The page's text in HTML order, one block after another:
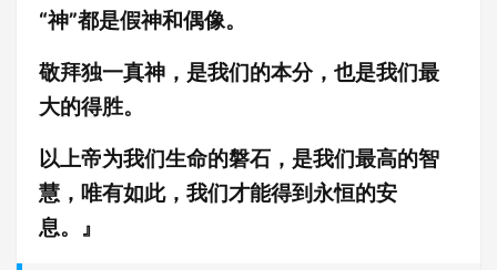
“神”都是假神和偶像。
敬拜独一真神，是我们的本分，也是我们最
大的得胜。
以上帝为我们生命的磐石，是我们最高的智
慧，唯有如此，我们才能得到永恒的安
息。』